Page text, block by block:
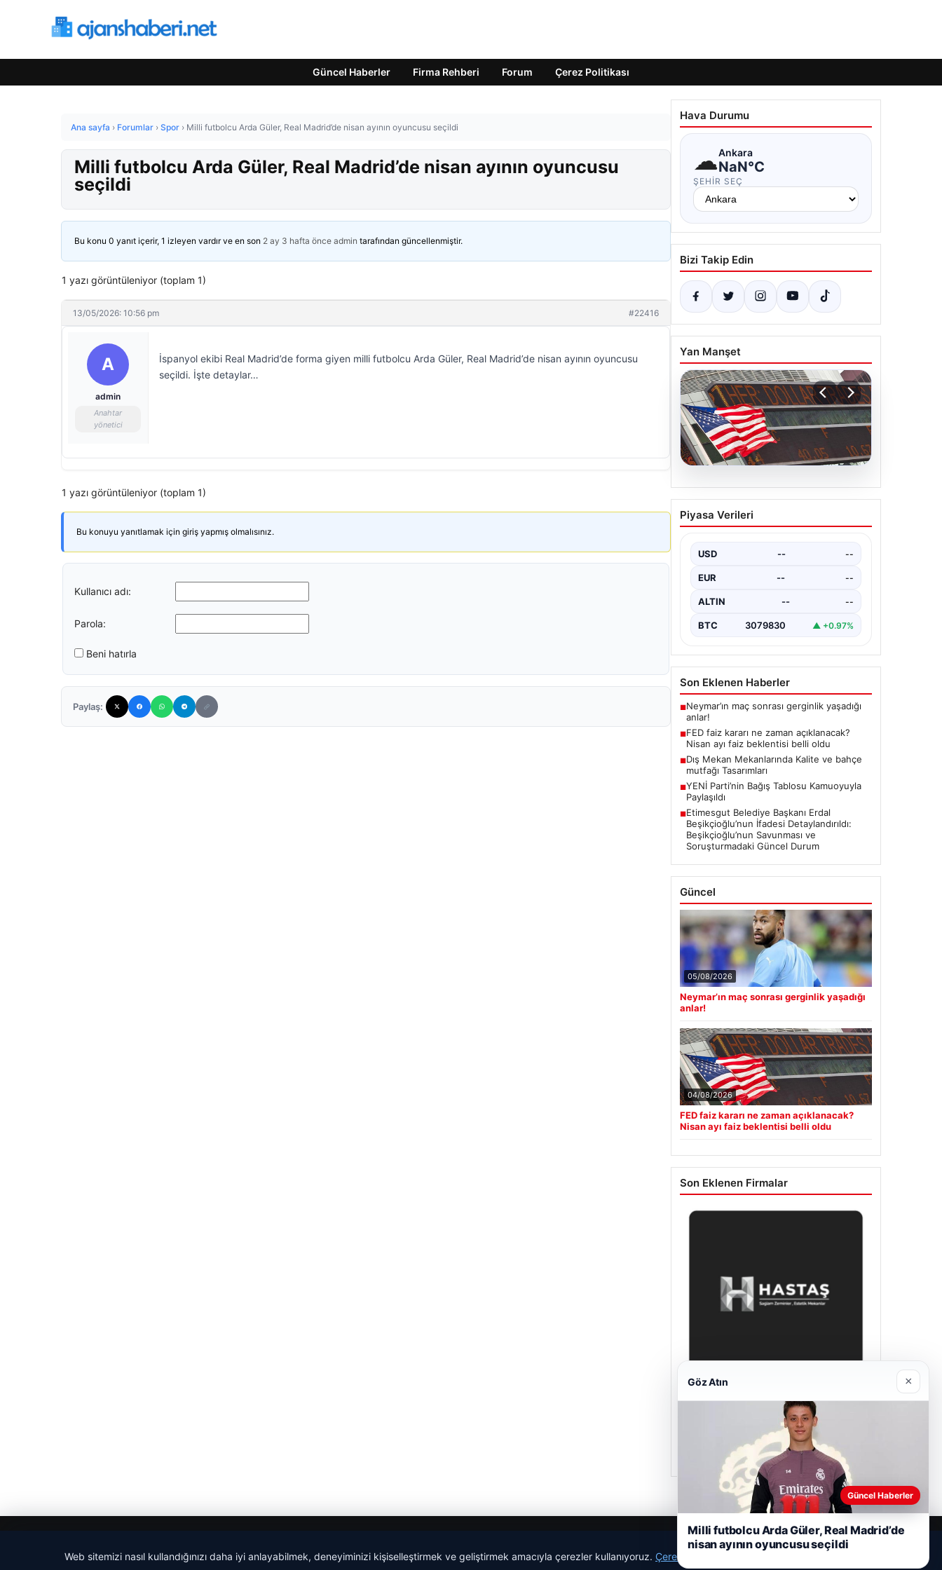
Güncel Haberler Firma Rehberi Forum Çerez Politikası
Ana sayfa › Forumlar › Spor › Milli futbolcu Arda Güler, Real Madrid’de nisan ayının oyuncusu seçildi
Milli futbolcu Arda Güler, Real Madrid’de nisan ayının oyuncusu
seçildi
Bu konu 0 yanıt içerir, 1 izleyen vardır ve en son 2 ay 3 hafta önce admin tarafından güncellenmiştir.
1 yazı görüntüleniyor (toplam 1)
13/05/2026: 10:56 pm #22416
A
admin
Anahtar
yönetici
İspanyol ekibi Real Madrid’de forma giyen milli futbolcu Arda Güler, Real Madrid’de nisan ayının oyuncusu
seçildi. İşte detaylar…
1 yazı görüntüleniyor (toplam 1)
Bu konuyu yanıtlamak için giriş yapmış olmalısınız.
Kullanıcı adı:
Parola:
Beni hatırla
Paylaş:
Hava Durumu
☁Ankara
NaN°C
ŞEHIR SEÇ
Bizi Takip Edin
Yan Manşet
04.08.2026
FED faiz kararı ne zaman
açıklanacak? Nisan ayı
Piyasa Verileri
USD -- --
EUR -- --
ALTIN -- --
BTC 3079830 ▲ +0.97%
Son Eklenen Haberler
■Neymar’ın maç sonrası gerginlik yaşadığı
anlar!
■FED faiz kararı ne zaman açıklanacak?
Nisan ayı faiz beklentisi belli oldu
■Dış Mekan Mekanlarında Kalite ve bahçe
mutfağı Tasarımları
■YENİ Parti’nin Bağış Tablosu Kamuoyuyla
Paylaşıldı
■Etimesgut Belediye Başkanı Erdal
Beşikçioğlu’nun İfadesi Detaylandırıldı:
Beşikçioğlu’nun Savunması ve
Soruşturmadaki Güncel Durum
Güncel
05/08/2026
Neymar’ın maç sonrası gerginlik yaşadığı
anlar!
04/08/2026
FED faiz kararı ne zaman açıklanacak?
Nisan ayı faiz beklentisi belli oldu
Son Eklenen Firmalar
Web sitemizi nasıl kullandığınızı daha iyi anlayabilmek, deneyiminizi kişiselleştirmek ve geliştirmek amacıyla çerezler kullanıyoruz. Çerez Politikamız
Göz Atın ×
Güncel Haberler
Milli futbolcu Arda Güler, Real Madrid’de
nisan ayının oyuncusu seçildi
malta work and study|lemagrup.com.tr